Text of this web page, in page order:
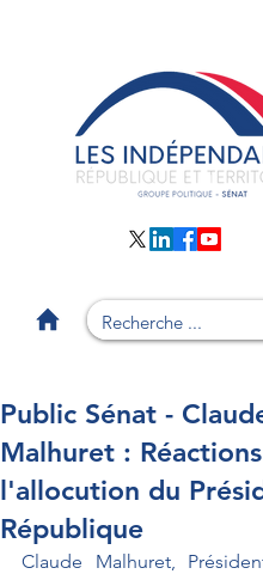
Public Sénat -
Malhuret :
l'allocution du
République
Claude Malhuret,